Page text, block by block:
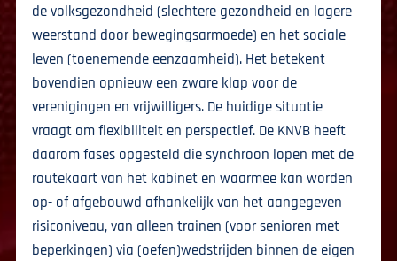
de volksgezondheid (slechtere gezondheid en lagere
weerstand door bewegingsarmoede) en het sociale
leven (toenemende eenzaamheid). Het betekent
bovendien opnieuw een zware klap voor de
verenigingen en vrijwilligers. De huidige situatie
vraagt om flexibiliteit en perspectief. De KNVB heeft
daarom fases opgesteld die synchroon lopen met de
routekaart van het kabinet en waarmee kan worden
op- of afgebouwd afhankelijk van het aangegeven
risiconiveau, van alleen trainen (voor senioren met
beperkingen) via (oefen)wedstrijden binnen de eigen